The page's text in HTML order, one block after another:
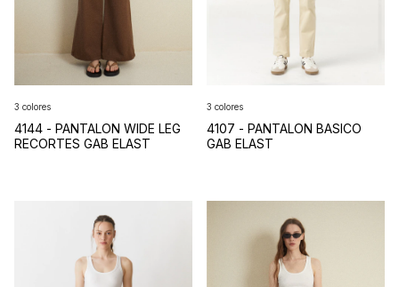
4144 - PANTALON WIDE LEG
RECORTES GAB ELAST
3 colores
4107 - PANTALON BASICO
GAB ELAST
3 colores